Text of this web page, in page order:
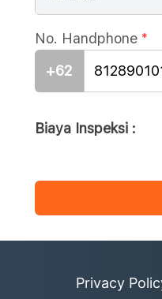
No. Handphone *
+62
Biaya Inspeksi :
Privacy